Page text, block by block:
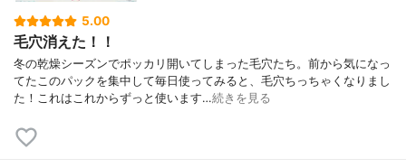
5.00
毛穴消えた！！
冬の乾燥シーズンでポッカリ開いてしまった毛穴たち。前から気になっ
てたこのパックを集中して毎日使ってみると、毛穴ちっちゃくなりまし
た！これはこれからずっと使います…続きを見る